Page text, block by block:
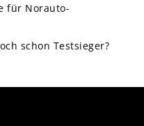
für Norauto-
schon Testsieger?